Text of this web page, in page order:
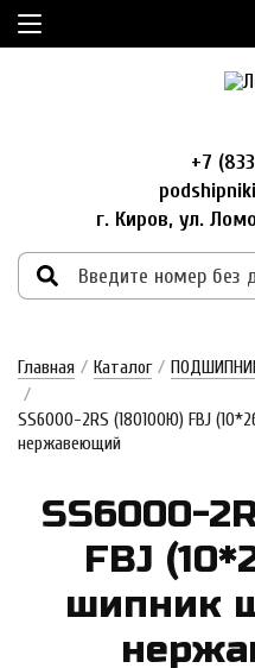
+7
г. Киров, ул.
Главная / Каталог /
/
SS6000-2RS (180100Ю) FBJ
нержавеющий
SS6000-
FBJ
шипник